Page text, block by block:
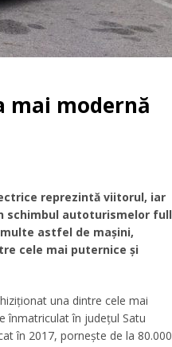
mai modernă
reprezintă viitorul, iar
schimbul autoturismelor full
astfel de mașini,
cele mai puternice și
una dintre cele mai
înmatriculat în județul Satu
în 2017, pornește de la 80.000